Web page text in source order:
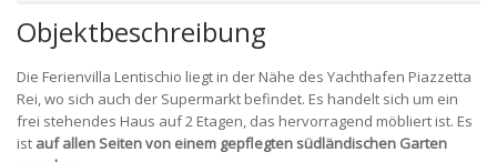
Objektbeschreibung
Die Ferienvilla Lentischio liegt in der Nähe des Yachthafen Piazzetta
Rei, wo sich auch der Supermarkt befindet. Es handelt sich um ein
frei stehendes Haus auf 2 Etagen, das hervorragend möbliert ist. Es
ist auf allen Seiten von einem gepflegten südländischen Garten